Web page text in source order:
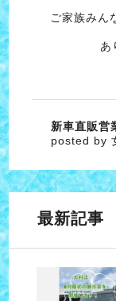
ご家族みん
あ
新車直販営
posted by
最新記事